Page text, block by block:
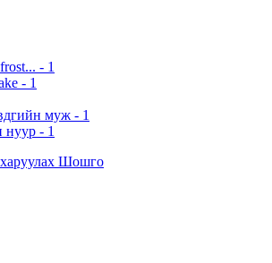
- 1
- 1
муж - 1
нуур - 1
Шошго